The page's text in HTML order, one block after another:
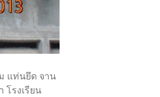
แท่นยึด จาน
รงเรียน